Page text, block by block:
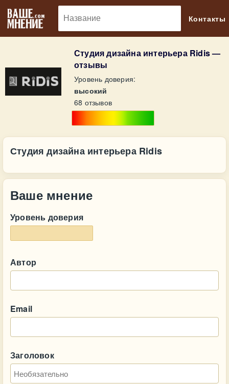
Контакты
Студия дизайна интерьера Ridis —
отзывы
Уровень доверия:
высокий
68 отзывов
Студия дизайна интерьера Ridis
Ваше мнение
Уровень доверия
Автор
Email
Заголовок